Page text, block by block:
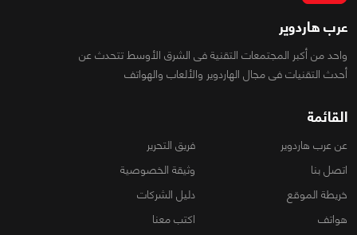
عرب هاردوير
واحد من أكبر المجتمعات التقنية فى الشرق الأوسط تتحدث عن
أحدث التقنيات فى مجال الهاردوير والألعاب والهواتف
القائمة
عن عرب هاردوير
فريق التحرير
اتصل بنا
وثيقة الخصوصية
خريطة الموقع
دليل الشركات
هواتف
اكتب معنا